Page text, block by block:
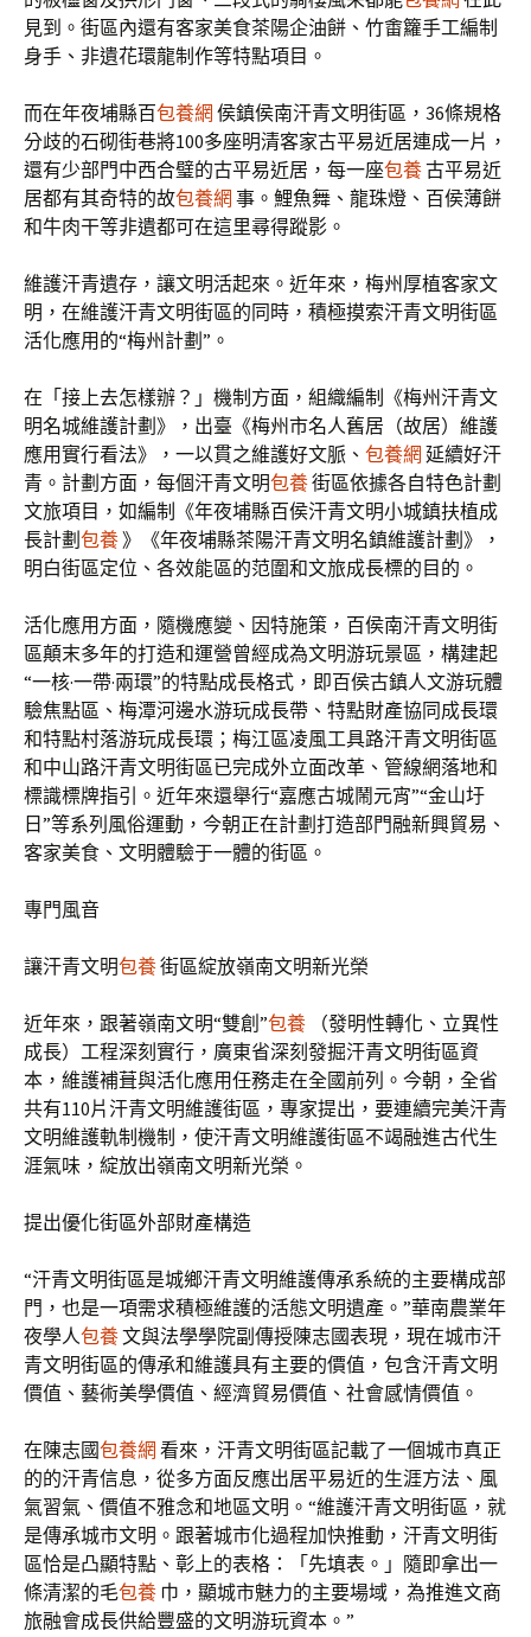
見到。街區內還有客家美食茶陽企油餅、竹畬籮手工編制
身手、非遺花環龍制作等特點項目。
而在年夜埔縣百包養網 侯鎮侯南汗青文明街區，36條規格
分歧的石砌街巷將100多座明清客家古平易近居連成一片，
還有少部門中西合璧的古平易近居，每一座包養古平易近
居都有其奇特的故包養網 事。鯉魚舞、龍珠燈、百侯薄餅
和牛肉干等非遺都可在這里尋得蹤影。
維護汗青遺存，讓文明活起來。近年來，梅州厚植客家文
明，在維護汗青文明街區的同時，積極摸索汗青文明街區
活化應用的“梅州計劃”。
在「接上去怎樣辦？」機制方面，組織編制《梅州汗青文
明名城維護計劃》，出臺《梅州市名人舊居（故居）維護
應用實行看法》，一以貫之維護好文脈、 包養網 延續好汗
青。計劃方面，每個汗青文明包養街區依據各自特色計劃
文旅項目，如編制《年夜埔縣百侯汗青文明小城鎮扶植成
長計劃包養》《年夜埔縣茶陽汗青文明名鎮維護計劃》，
明白街區定位、各效能區的范圍和文旅成長標的目的。
活化應用方面，隨機應變、因特施策，百侯南汗青文明街
區顛末多年的打造和運營曾經成為文明游玩景區，構建起
“一核·一帶·兩環”的特點成長格式，即百侯古鎮人文游玩體
驗焦點區、梅潭河邊水游玩成長帶、特點財產協同成長環
和特點村落游玩成長環；梅江區凌風工具路汗青文明街區
和中山路汗青文明街區已完成外立面改革、管線網落地和
標識標牌指引。近年來還舉行“嘉應古城鬧元宵”“金山圩
日”等系列風俗運動，今朝正在計劃打造部門融新興貿易、
客家美食、文明體驗于一體的街區。
專門風音
讓汗青文明包養街區綻放嶺南文明新光榮
近年來，跟著嶺南文明“雙創”包養 （發明性轉化、立異性
成長）工程深刻實行，廣東省深刻發掘汗青文明街區資
本，維護補葺與活化應用任務走在全國前列。今朝，全省
共有110片汗青文明維護街區，專家提出，要連續完美汗青
文明維護軌制機制，使汗青文明維護街區不竭融進古代生
涯氣味，綻放出嶺南文明新光榮。
提出優化街區外部財產構造
“汗青文明街區是城鄉汗青文明維護傳承系統的主要構成部
門，也是一項需求積極維護的活態文明遺產。”華南農業年
夜學人包養文與法學學院副傳授陳志國表現，現在城市汗
青文明街區的傳承和維護具有主要的價值，包含汗青文明
價值、藝術美學價值、經濟貿易價值、社會感情價值。
在陳志國包養網 看來，汗青文明街區記載了一個城市真正
的的汗青信息，從多方面反應出居平易近的生涯方法、風
氣習氣、價值不雅念和地區文明。“維護汗青文明街區，就
是傳承城市文明。跟著城市化過程加快推動，汗青文明街
區恰是凸顯特點、彰上的表格：「先填表。」隨即拿出一
條清潔的毛包養 巾，顯城市魅力的主要場域，為推進文商
旅融會成長供給豐盛的文明游玩資本。”